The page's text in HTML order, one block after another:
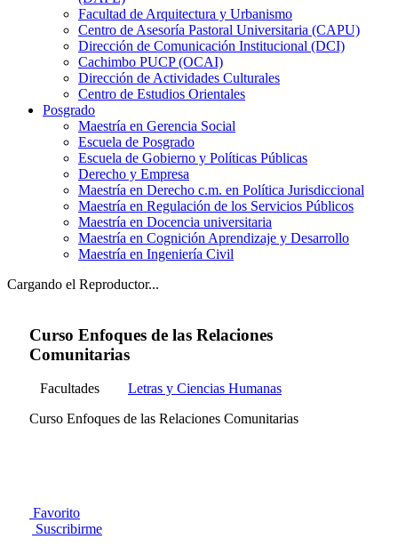
Facultad de Arquitectura y Urbanismo
Centro de Asesoría Pastoral Universitaria (CAPU)
Dirección de Comunicación Institucional (DCI)
Cachimbo PUCP (OCAI)
Dirección de Actividades Culturales
Centro de Estudios Orientales
Posgrado
Maestría en Gerencia Social
Escuela de Posgrado
Escuela de Gobierno y Políticas Públicas
Derecho y Empresa
Maestría en Derecho c.m. en Política Jurisdiccional
Maestría en Regulación de los Servicios Públicos
Maestría en Docencia universitaria
Maestría en Cognición Aprendizaje y Desarrollo
Maestría en Ingeniería Civil
Cargando el Reproductor...
Curso Enfoques de las Relaciones
Comunitarias
Facultades
Letras y Ciencias Humanas
Curso Enfoques de las Relaciones Comunitarias
Favorito
Suscribirme